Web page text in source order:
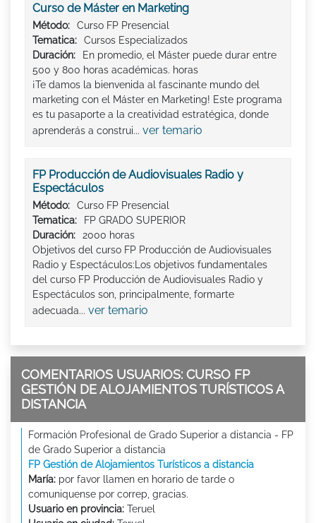
Curso de Máster en Marketing
Método:
Curso FP Presencial
Tematica:
Cursos Especializados
Duración:
En promedio, el Máster puede durar entre
500 y 800 horas académicas. horas
¡Te damos la bienvenida al fascinante mundo del
marketing con el Máster en Marketing! Este programa
es tu pasaporte a la creatividad estratégica, donde
aprenderás a construi... ver temario
FP Producción de Audiovisuales Radio y
Espectáculos
Método:
Curso FP Presencial
Tematica:
FP GRADO SUPERIOR
Duración:
2000 horas
Objetivos del curso FP Producción de Audiovisuales
Radio y Espectáculos:Los objetivos fundamentales
del curso FP Producción de Audiovisuales Radio y
Espectáculos son, principalmente, formarte
adecuada... ver temario
COMENTARIOS USUARIOS: CURSO FP
GESTIÓN DE ALOJAMIENTOS TURÍSTICOS A
DISTANCIA
Formación Profesional de Grado Superior a distancia - FP
de Grado Superior a distancia
FP Gestión de Alojamientos Turísticos a distancia
María: por favor llamen en horario de tarde o
comuniquense por correp, gracias.
Usuario en provincia: Teruel